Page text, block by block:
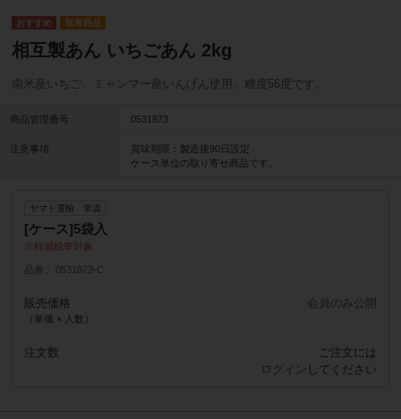
取寄商品
相互製あん いちごあん 2kg
南米産いちご、ミャンマー産いんげん使用。糖度56度です。
商品管理番号 0531873
注意事項
賞味期限：製造後90日設定
ケース単位の取り寄せ商品です。
ヤマト運輸 常温
[ケース]5袋入
軽減税率対象
品番 0531873-C
販売価格
（単価 × 入数）
会員のみ公開
注文数
ご注文には
ログイン してください